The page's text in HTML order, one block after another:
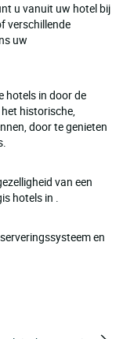
u vanuit uw hotel bij
verschillende
uw
hotels in door de
historische,
door te genieten
van een
hotels in .
en